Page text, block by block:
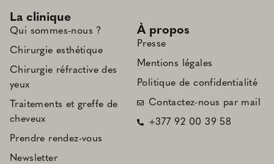
La clinique
Qui sommes-nous ?
Chirurgie esthétique
Chirurgie réfractive des
yeux
Traitements et greffe de
cheveux
Prendre rendez-vous
Newsletter
À propos
Presse
Mentions légales
Politique de confidentialité
Contactez-nous par mail
+377 92 00 39 58